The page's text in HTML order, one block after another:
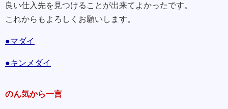
良い仕入先を見つけることが出来てよかったです。
これからもよろしくお願いします。
●マダイ
●キンメダイ
のん気から一言